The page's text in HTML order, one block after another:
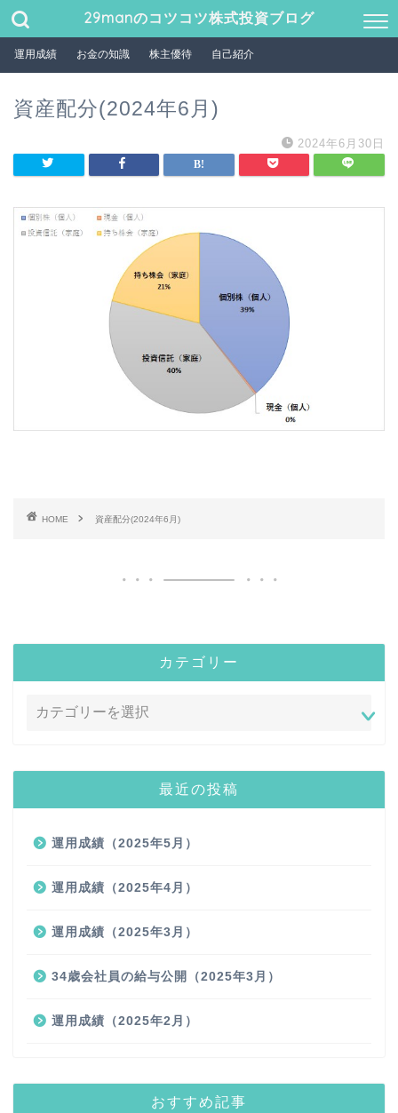
29manのコツコツ株式投資ブログ
運用成績 お金の知識 株主優待 自己紹介
資産配分(2024年6月)
2024年6月30日
HOME 資産配分(2024年6月)
カテゴリー
最近の投稿
運用成績（2025年5月）
運用成績（2025年4月）
運用成績（2025年3月）
34歳会社員の給与公開（2025年3月）
運用成績（2025年2月）
おすすめ記事